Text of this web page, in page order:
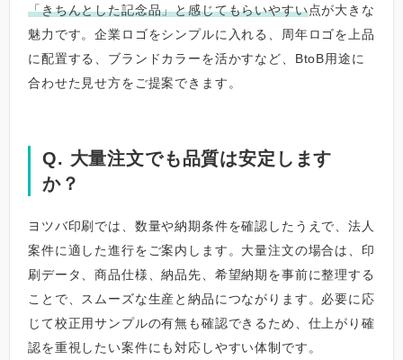
「きちんとした記念品」と感じてもらいやすい点が大きな
魅力です。企業ロゴをシンプルに入れる、周年ロゴを上品
に配置する、ブランドカラーを活かすなど、BtoB用途に
合わせた見せ方をご提案できます。
Q. 大量注文でも品質は安定します
か？
ヨツバ印刷では、数量や納期条件を確認したうえで、法人
案件に適した進行をご案内します。大量注文の場合は、印
刷データ、商品仕様、納品先、希望納期を事前に整理する
ことで、スムーズな生産と納品につながります。必要に応
じて校正用サンプルの有無も確認できるため、仕上がり確
認を重視したい案件にも対応しやすい体制です。